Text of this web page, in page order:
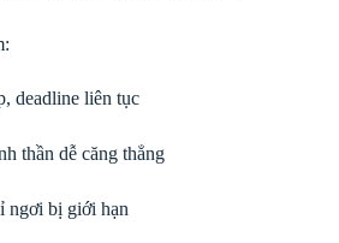
deadline liên tục
thần dễ căng thẳng
ngơi bị giới hạn